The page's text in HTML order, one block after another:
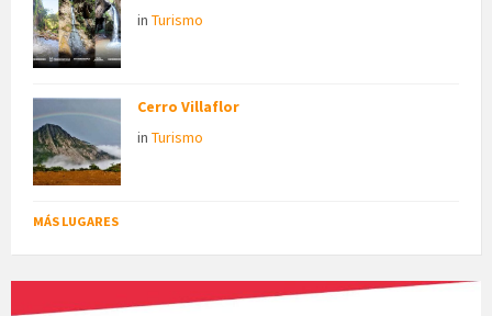
in Turismo
Cerro Villaflor
in Turismo
MÁS LUGARES